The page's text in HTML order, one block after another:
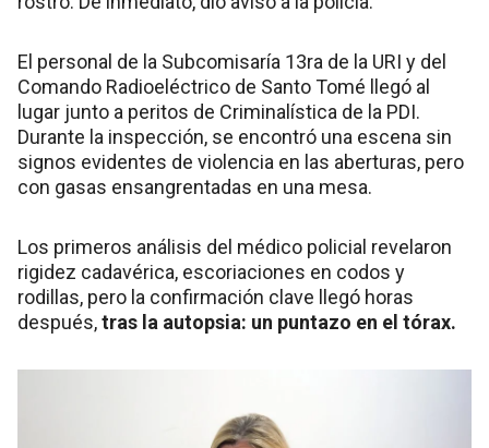
El personal de la Subcomisaría 13ra de la URI y del
Comando Radioeléctrico de Santo Tomé llegó al
lugar junto a peritos de Criminalística de la PDI.
Durante la inspección, se encontró una escena sin
signos evidentes de violencia en las aberturas, pero
con gasas ensangrentadas en una mesa.
Los primeros análisis del médico policial revelaron
rigidez cadavérica, escoriaciones en codos y
rodillas, pero la confirmación clave llegó horas
después,tras la autopsia: un puntazo en el tórax.